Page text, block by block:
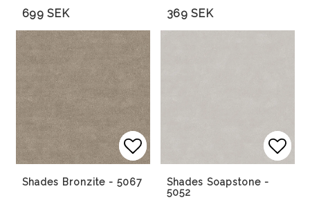
699 SEK 369 SEK
Lägg till i favoritlistan
Lägg till i favoritlistan
Shades Bronzite - 5067
Shades Soapstone -
5052